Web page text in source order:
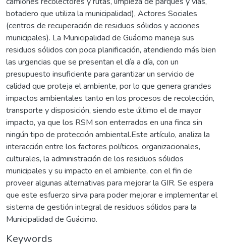
botadero que utiliza la municipalidad), Actores Sociales
(centros de recuperación de residuos sólidos y acciones
municipales). La Municipalidad de Guácimo maneja sus
residuos sólidos con poca planificación, atendiendo más bien
las urgencias que se presentan el día a día, con un
presupuesto insuficiente para garantizar un servicio de
calidad que proteja el ambiente, por lo que genera grandes
impactos ambientales tanto en los procesos de recolección,
transporte y disposición, siendo este último el de mayor
impacto, ya que los RSM son enterrados en una finca sin
ningún tipo de protección ambiental.Este artículo, analiza la
interacción entre los factores políticos, organizacionales,
culturales, la administración de los residuos sólidos
municipales y su impacto en el ambiente, con el fin de
proveer algunas alternativas para mejorar la GIR. Se espera
que este esfuerzo sirva para poder mejorar e implementar el
sistema de gestión integral de residuos sólidos para la
Municipalidad de Guácimo.
Keywords